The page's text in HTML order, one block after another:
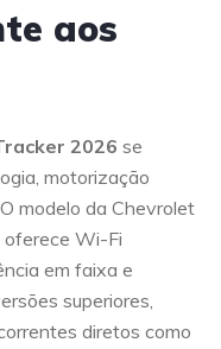
aos
2026 se
motorização
modelo da Chevrolet
oferece Wi-Fi
em faixa e
superiores,
diretos como